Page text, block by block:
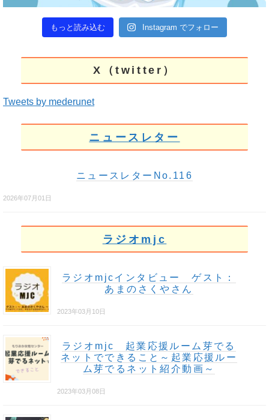
もっと読み込む Instagram でフォロー
X（twitter）
Tweets by mederunet
ニュースレター
ニュースレターNo.116
2026年07月01日
ラジオmjc
ラジオmjcインタビュー ゲスト：
あまのさくやさん
2023年03月10日
ラジオmjc 起業応援ルーム芽でる
ネットでできること～起業応援ルー
ム芽でるネット紹介動画～
2023年03月08日